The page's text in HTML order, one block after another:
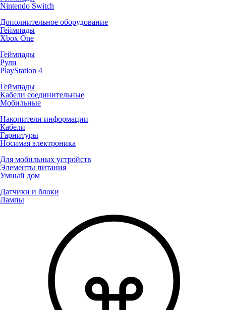
Nintendo Switch
Дополнительное оборудование
Геймпады
Xbox One
Геймпады
Рули
PlayStation 4
Геймпады
Кабели соединительные
Мобильные
Накопители информации
Кабели
Гарнитуры
Носимая электроника
Для мобильных устройств
Элементы питания
Умный дом
Датчики и блоки
Лампы